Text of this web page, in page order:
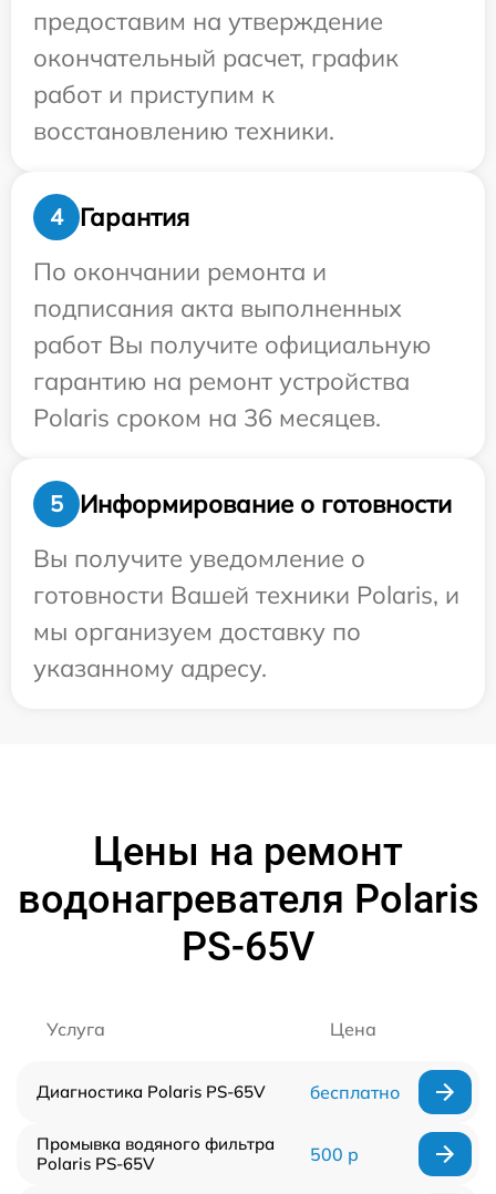
предоставим на утверждение
окончательный расчет, график
работ и приступим к
восстановлению техники.
4
Гарантия
По окончании ремонта и
подписания акта выполненных
работ Вы получите официальную
гарантию на ремонт устройства
Polaris сроком на 36 месяцев.
5
Информирование о готовности
Вы получите уведомление о
готовности Вашей техники Polaris, и
мы организуем доставку по
указанному адресу.
Цены на ремонт
водонагревателя Polaris
PS-65V
Услуга Цена
Диагностика Polaris PS-65V бесплатно
Промывка водяного фильтра
Polaris PS-65V
500 р